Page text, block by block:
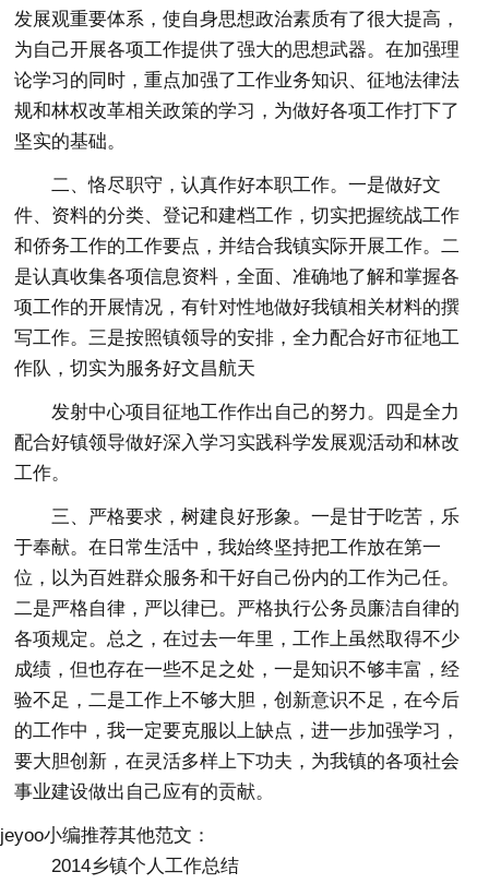
发展观重要体系，使自身思想政治素质有了很大提高，
为自己开展各项工作提供了强大的思想武器。在加强理
论学习的同时，重点加强了工作业务知识、征地法律法
规和林权改革相关政策的学习，为做好各项工作打下了
坚实的基础。
二、恪尽职守，认真作好本职工作。一是做好文
件、资料的分类、登记和建档工作，切实把握统战工作
和侨务工作的工作要点，并结合我镇实际开展工作。二
是认真收集各项信息资料，全面、准确地了解和掌握各
项工作的开展情况，有针对性地做好我镇相关材料的撰
写工作。三是按照镇领导的安排，全力配合好市征地工
作队，切实为服务好文昌航天
发射中心项目征地工作作出自己的努力。四是全力
配合好镇领导做好深入学习实践科学发展观活动和林改
工作。
三、严格要求，树建良好形象。一是甘于吃苦，乐
于奉献。在日常生活中，我始终坚持把工作放在第一
位，以为百姓群众服务和干好自己份内的工作为己任。
二是严格自律，严以律已。严格执行公务员廉洁自律的
各项规定。总之，在过去一年里，工作上虽然取得不少
成绩，但也存在一些不足之处，一是知识不够丰富，经
验不足，二是工作上不够大胆，创新意识不足，在今后
的工作中，我一定要克服以上缺点，进一步加强学习，
要大胆创新，在灵活多样上下功夫，为我镇的各项社会
事业建设做出自己应有的贡献。
jeyoo小编推荐其他范文：
2014乡镇个人工作总结